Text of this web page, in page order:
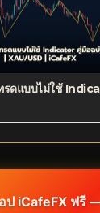
ดแบบไม่ใช้
อป iCafeFX ฟ